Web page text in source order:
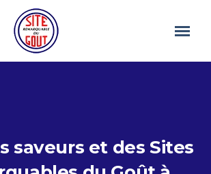
saveurs et des Sites